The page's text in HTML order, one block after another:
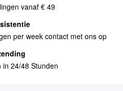
vanaf € 49
per week contact met ons op
in 24/48 Stunden